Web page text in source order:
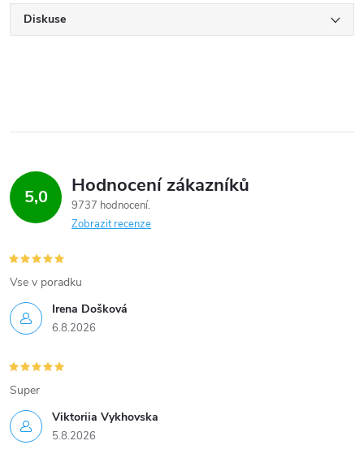
Diskuse
5,0 Hodnocení zákazníků
9737 hodnocení
Zobrazit recenze
Irena Došková
6.8.2026
Vse v poradku
Viktoriia Vykhovska
5.8.2026
Super